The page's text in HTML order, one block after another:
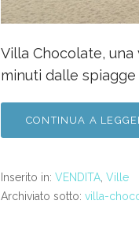
Villa Chocolate,
minuti dalle
CONTINUA A
Inserito in: VENDITA, Ville
Archiviato sotto: villa-